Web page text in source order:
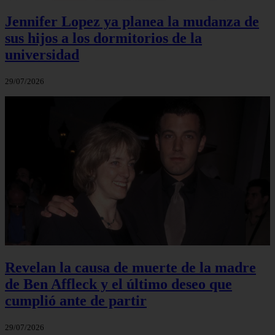
Jennifer Lopez ya planea la mudanza de
sus hijos a los dormitorios de la
universidad
29/07/2026
Revelan la causa de muerte de la madre
de Ben Affleck y el último deseo que
cumplió ante de partir
29/07/2026